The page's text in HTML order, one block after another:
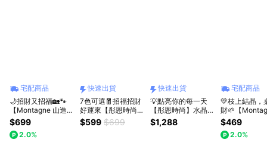
宅配商品
🌙招財又招福🏡🐾
【Montagne 山造】
晶運招財貓｜四色可
選 粉水晶/綠東陵/白
水晶/黃水晶
$699
2.0%
快速出貨
7色可選🧧招福招財
好運來【彤恩時尚】
水晶樹 原礦瑪瑙片
招財樹 | 黃水晶 粉水
$599 $699
快速出貨
💡點亮你的每一天
【彤恩時尚】水晶熊
5入燈座組 招財開運
水晶🎁 生日禮物 情
$1,288
宅配商品
💛枝上結晶，
財🌱【
免運】
黃水晶｜財富
$469
2.0%